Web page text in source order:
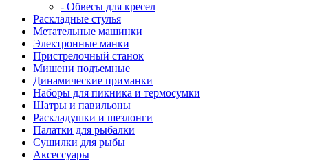
- Обвесы для кресел
Раскладные стулья
Метательные машинки
Электронные манки
Пристрелочный станок
Мишени подъемные
Динамические приманки
Наборы для пикника и термосумки
Шатры и павильоны
Раскладушки и шезлонги
Палатки для рыбалки
Сушилки для рыбы
Аксессуары